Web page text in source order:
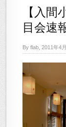
【入
目会速
By flab, 2011年4